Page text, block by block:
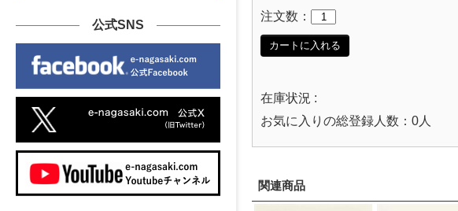
公式SNS
注文数：
カートに入れる
在庫状況 :
お気に入りの総登録人数：0人
関連商品